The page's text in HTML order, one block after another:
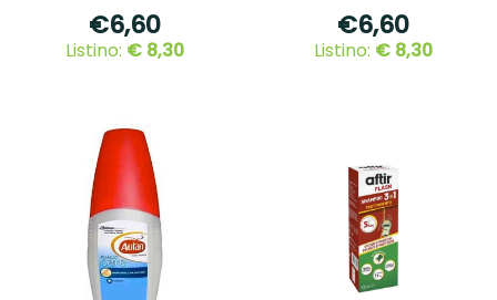
€6,60
Listino: € 8,30
€6,60
Listino: € 8,30